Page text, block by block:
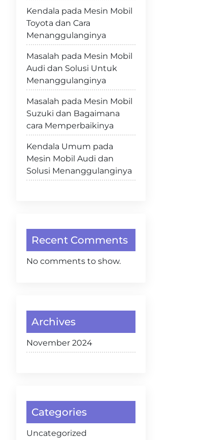
Kendala pada Mesin Mobil
Toyota dan Cara
Menanggulanginya
Masalah pada Mesin Mobil
Audi dan Solusi Untuk
Menanggulanginya
Masalah pada Mesin Mobil
Suzuki dan Bagaimana
cara Memperbaikinya
Kendala Umum pada
Mesin Mobil Audi dan
Solusi Menanggulanginya
Recent Comments
No comments to show.
Archives
November 2024
Categories
Uncategorized